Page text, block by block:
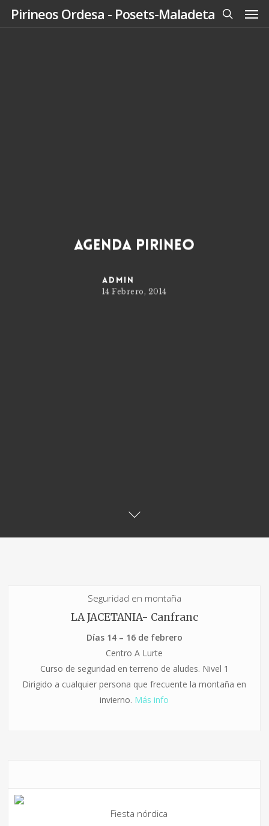
SkipPirineos Ordesa - Posets-Maladeta
search
Agenda Pirineo
admin
14 Febrero, 2014
Seguridad en montaña
LA JACETANIA- Canfranc
Días 14 – 16 de febrero
Centro A Lurte
Curso de seguridad en terreno de aludes. Nivel 1
Dirigido a cualquier persona que frecuente la montaña en
invierno. Más info
Fiesta nórdica